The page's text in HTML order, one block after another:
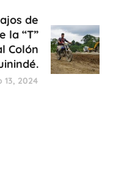
de
la “T”
Colón
13, 2024